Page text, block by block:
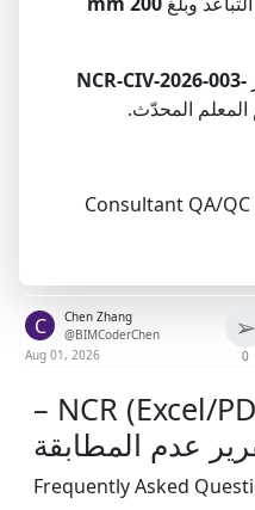
NCR-CIV-2026-003-
المحدّث.
Consultant QA/
C
Chen Zhang
@BIMCoderChen
Aug 01, 2026
➢
0
قالب نموذج NCR (Excel/PDF) –
عدم المطابقة
Frequently Asked